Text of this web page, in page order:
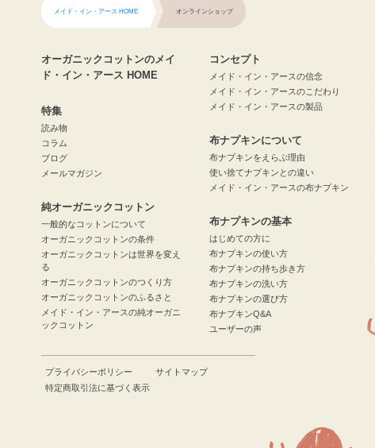
メイド・イン・アース HOME オンラインショップ
オーガニックコットンのメイ
ド・イン・アース HOME
特集
読み物
コラム
ブログ
メールマガジン
純オーガニックコットン
一般的なコットンについて
オーガニックコットンの条件
オーガニックコットンは世界を変え
る
オーガニックコットンのつくり方
オーガニックコットンのふるさと
メイド・イン・アースの純オーガニ
ックコットン
コンセプト
メイド・イン・アースの信念
メイド・イン・アースのこだわり
メイド・イン・アースの製品
布ナプキンについて
布ナプキンをえらぶ理由
使い捨てナプキンとの違い
メイド・イン・アースの布ナプキン
布ナプキンの基本
はじめての方に
布ナプキンの使い方
布ナプキンの持ち歩き方
布ナプキンの洗い方
布ナプキンの選び方
布ナプキンQ&A
ユーザーの声
プライバシーポリシー
サイトマップ
特定商取引法に基づく表示